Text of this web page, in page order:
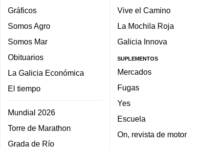
Gráficos
Somos Agro
Somos Mar
Obituarios
La Galicia Económica
El tiempo
Mundial 2026
Torre de Marathon
Grada de Río
Vive el Camino
La Mochila Roja
Galicia Innova
SUPLEMENTOS
Mercados
Fugas
Yes
Escuela
On, revista de motor